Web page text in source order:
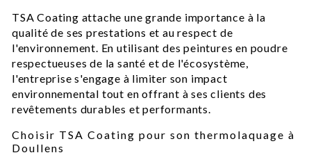
TSA Coating attache une grande importance à la
qualité de ses prestations et au respect de
l'environnement. En utilisant des peintures en poudre
respectueuses de la santé et de l'écosystème,
l'entreprise s'engage à limiter son impact
environnemental tout en offrant à ses clients des
revêtements durables et performants.
Choisir TSA Coating pour son thermolaquage à
Doullens